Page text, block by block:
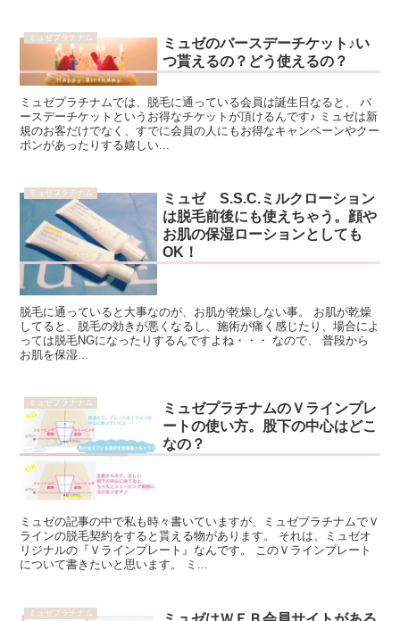
ミュゼプラチナム
ミュゼのバースデーチケット♪い
つ貰えるの？どう使えるの？
ミュゼプラチナムでは、脱毛に通っている会員は誕生日なると、 バ
ースデーチケットというお得なチケットが頂けるんです♪ ミュゼは新
規のお客だけでなく、すでに会員の人にもお得なキャンペーンやクー
ポンがあったりする嬉しい...
ミュゼプラチナム
ミュゼ S.S.C.ミルクローション
は脱毛前後にも使えちゃう。顔や
お肌の保湿ローションとしても
OK！
脱毛に通っていると大事なのが、お肌が乾燥しない事。 お肌が乾燥
してると、脱毛の効きが悪くなるし、施術が痛く感じたり、場合によ
っては脱毛NGになったりするんですよね・・・ なので、 普段から
お肌を保湿...
ミュゼプラチナム
ミュゼプラチナムのＶラインプレ
ートの使い方。股下の中心はどこ
なの？
ミュゼの記事の中で私も時々書いていますが、ミュゼプラチナムでＶ
ラインの脱毛契約をすると貰える物があります。 それは、ミュゼオ
リジナルの『Ｖラインプレート』なんです。 このＶラインプレート
について書きたいと思います。 ミ...
ミュゼプラチナム